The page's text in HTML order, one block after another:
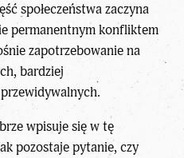
społeczeństwa zaczyna
permanentnym konfliktem
zapotrzebowanie na
bardziej
wpisuje się w tę
pozostaje pytanie, czy